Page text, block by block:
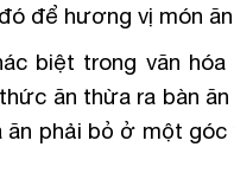
để hương vị món
biệt trong văn
ăn thừa ra bàn
ăn phải bỏ ở một